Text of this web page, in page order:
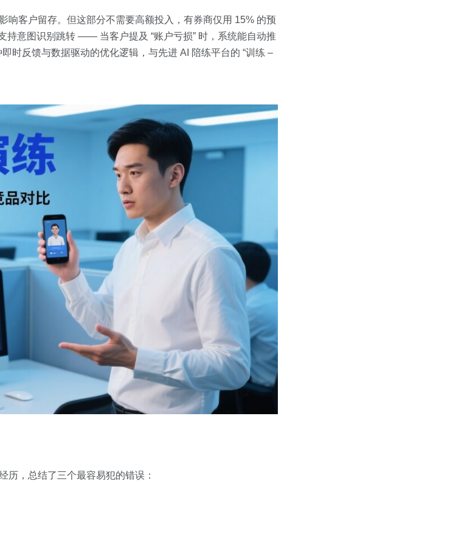
客户留存。但这部分不需要高额投入，有券商仅用 15% 的预
持意图识别跳转 —— 当客户提及 “账户亏损” 时，系统能自动推
时反馈与数据驱动的优化逻辑，与先进 AI 陪练平台的 “训练 –
历，总结了三个最容易犯的错误：